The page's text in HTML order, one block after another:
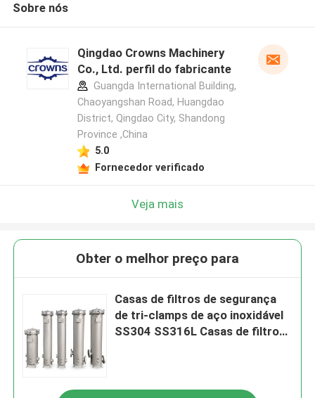
Sobre nós
Qingdao Crowns Machinery
Co., Ltd. perfil do fabricante
Guangda International Building,
Chaoyangshan Road, Huangdao
District, Qingdao City, Shandong
Province ,China
5.0
Fornecedor verificado
Veja mais
Obter o melhor preço para
Casas de filtros de segurança
de tri-clamps de aço inoxidável
SS304 SS316L Casas de filtros